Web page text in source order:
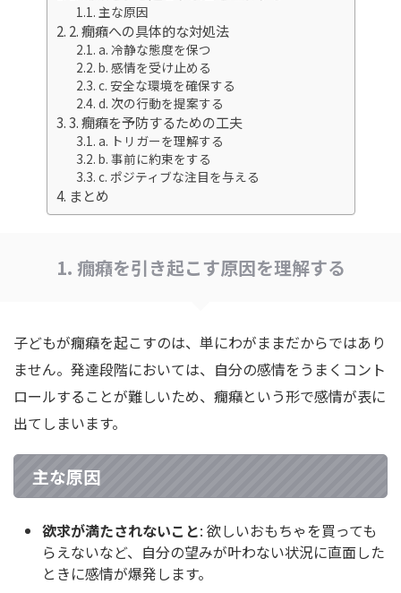
主な原因
2. 癇癪への具体的な対処法
a. 冷静な態度を保つ
b. 感情を受け止める
c. 安全な環境を確保する
d. 次の行動を提案する
3. 癇癪を予防するための工夫
a. トリガーを理解する
b. 事前に約束をする
c. ポジティブな注目を与える
まとめ
1. 癇癪を引き起こす原因を理解する
子どもが癇癪を起こすのは、単にわがままだからではあり
ません。発達段階においては、自分の感情をうまくコント
ロールすることが難しいため、癇癪という形で感情が表に
出てしまいます。
主な原因
欲求が満たされないこと: 欲しいおもちゃを買っても
らえないなど、自分の望みが叶わない状況に直面した
ときに感情が爆発します。